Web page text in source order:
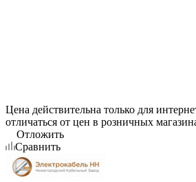
Цена действительна только для
отличаться от цен в розничных
Отложить
Сравнить